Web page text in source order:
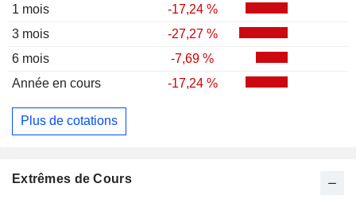
1 mois
-17,24 %
3 mois
-27,27 %
6 mois
-7,69 %
Année en cours
-17,24 %
Plus de cotations
Extrêmes de Cours